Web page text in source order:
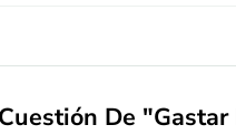
De "gastar